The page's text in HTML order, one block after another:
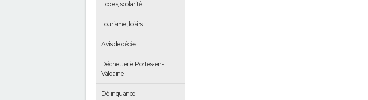
Ecoles, scolarité
Tourisme, loisirs
Avis de décès
Déchetterie Portes-en-
Valdaine
Délinquance